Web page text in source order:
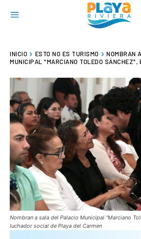
INICIO ESTO NO ES TURISMO
NOMBRAN
MUNICIPAL "MARCIANO TOLEDO SÁNCHEZ",
Nombran a sala del Palacio Municipal "Marciano
luchador social de Playa del Carmen